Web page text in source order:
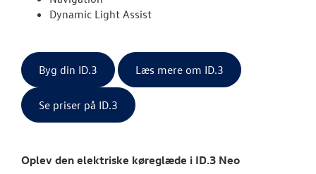
Dynamic Light Assist
Byg din ID.3 Læs mere om ID.3
Se priser på ID.3
Oplev den elektriske køreglæde i ID.3 Neo